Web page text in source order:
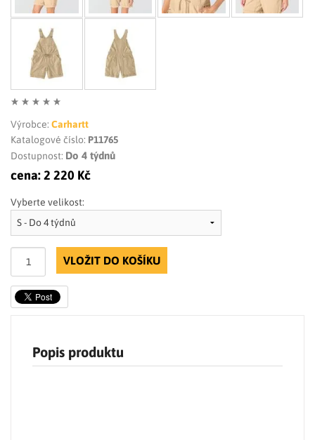
Výrobce: Carhartt
Katalogové číslo: P11765
Dostupnost: Do 4 týdnů
cena:2 220 Kč
Vyberte velikost:
VLOŽIT DO KOŠÍKU
Popis produktu